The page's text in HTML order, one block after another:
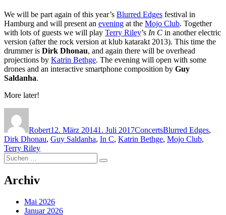
We will be part again of this year’s Blurred Edges festival in
Hamburg and will present an evening at the Mojo Club. Together
with lots of guests we will play Terry Riley’s In C in another electric
version (after the rock version at klub katarakt 2013). This time the
drummer is Dirk Dhonau, and again there will be overhead
projections by Katrin Bethge. The evening will open with some
drones and an interactive smartphone composition by Guy
Saldanha.
More later!
Robert12. März 20141. Juli 2017ConcertsBlurred Edges,
Dirk Dhonau, Guy Saldanha, In C, Katrin Bethge, Mojo Club,
Terry Riley
Suchen
nach:
Suchen
Archiv
Mai 2026
Januar 2026